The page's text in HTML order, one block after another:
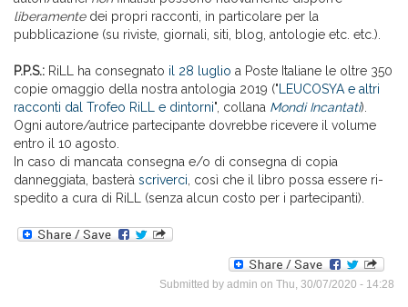
liberamentedei propri racconti, in particolare per la
pubblicazione (su riviste, giornali, siti, blog, antologie etc. etc.).
P.P.S.: RiLL ha consegnato il 28 luglio a Poste Italiane le oltre 350
copie omaggio della nostra antologia 2019 (" LEUCOSYA e altri
racconti dal Trofeo RiLL e dintorni", collana Mondi Incantati).
Ogni autore/autrice partecipante dovrebbe ricevere il volume
entro il 10 agosto.
In caso di mancata consegna e/o di consegna di copia
danneggiata, basterà scriverci , così che il libro possa essere ri-
spedito a cura di RiLL (senza alcun costo per i partecipanti).
Submitted by admin on Thu, 30/07/2020 - 14:28